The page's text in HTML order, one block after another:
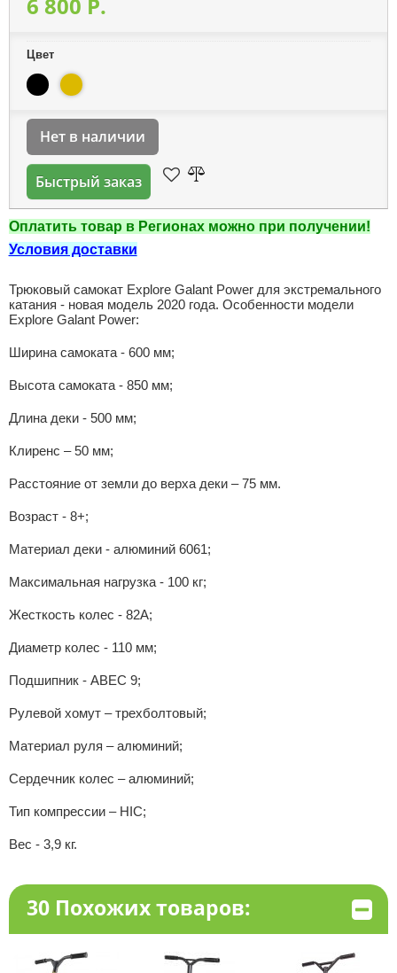
Цвет
Нет в наличии
Быстрый заказ
Оплатить товар в Регионах можно при получении!
Условия доставки
Трюковый самокат Explore Galant Power для экстремального
катания - новая модель 2020 года. Особенности модели
Explore Galant Power:
Ширина самоката - 600 мм;
Высота самоката - 850 мм;
Длина деки - 500 мм;
Клиренс – 50 мм;
Расстояние от земли до верха деки – 75 мм.
Возраст - 8+;
Материал деки - алюминий 6061;
Максимальная нагрузка - 100 кг;
Жесткость колес - 82А;
Диаметр колес - 110 мм;
Подшипник - ABEC 9;
Рулевой хомут – трехболтовый;
Материал руля – алюминий;
Сердечник колес – алюминий;
Тип компрессии – HIC;
Вес - 3,9 кг.
30 Похожих товаров: